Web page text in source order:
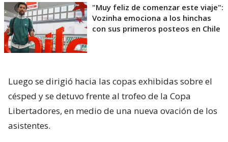
"Muy feliz de comenzar este viaje":
Vozinha emociona a los hinchas
con sus primeros posteos en Chile
Luego se dirigió hacia las copas exhibidas sobre el
césped y se detuvo frente al trofeo de la Copa
Libertadores, en medio de una nueva ovación de los
asistentes.